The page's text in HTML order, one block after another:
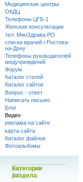
Медицинские центры
ОКДЦ
Телефоны ЦГБ-1
Женские консультации
тел. МинЗдрава РО
списки врачей г.Ростова-
на-Дону
Телефоны руководителей
медучреждений
Форум
Каталог статей
Каталог сайтов
Вопрос - ответ
Написать письмо
Блог
Видео
реклама на сайте
карта сайта
Каталог файлов
Фотоальбомы
Категории
раздела